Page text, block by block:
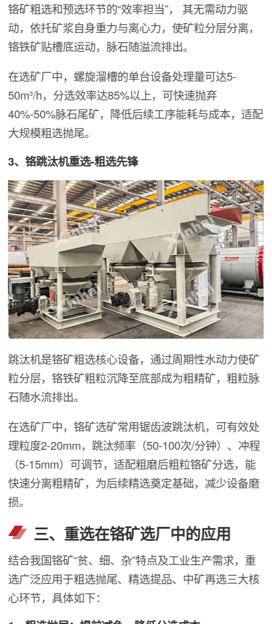
铬矿粗选和预选环节的“效率担当”， 其无需动力驱
动，依托矿浆自身重力与离心力，使矿粒分层分离，
铬铁矿贴槽底运动，脉石随溢流排出。
在选矿厂中，螺旋溜槽的单台设备处理量可达5-
50m³/h，分选效率达85%以上，可快速抛弃
40%-50%脉石尾矿，降低后续工序能耗与成本，适配
大规模粗选抛尾。
3、铬跳汰机重选-粗选先锋
跳汰机是铬矿粗选核心设备，通过周期性水动力使矿
粒分层，铬铁矿粗粒沉降至底部成为粗精矿，粗粒脉
石随水流排出。
在选矿厂中，铬矿选矿常用锯齿波跳汰机，可有效处
理粒度2-20mm，跳汰频率（50-100次/分钟）、冲程
（5-15mm）可调节，适配粗磨后粗粒铬矿分选，能
快速分离粗精矿，为后续精选奠定基础，减少设备磨
损。
三、重选在铬矿选厂中的应用
结合我国铬矿“贫、细、杂”特点及工业生产需求，重
选广泛应用于粗选抛尾、精选提品、中矿再选三大核
心环节，具体如下：